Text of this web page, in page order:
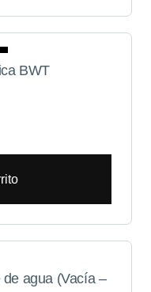
BWT
agua (Vacía –